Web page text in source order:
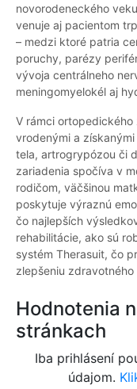
novorodeneckého
venuje aj pacientom
– medzi ktoré patria
poruchy, parézy
vývoja centrálneho
meningomyelokél aj
V rámci ortopedického
vrodenými a
tela, artrogrypózou či
zariadenia spočíva v
rodičom, väčšinou
poskytuje výraznú
čo najlepších
rehabilitácie, ako sú
systém Therasuit, čo
zlepšeniu
Hodnotenia
stránkach
Iba prihlásení
údajom.